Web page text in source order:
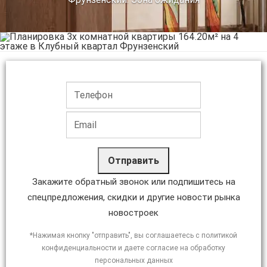
Отправить
Закажите обратный звонок или подпишитесь на
спецпредложения, скидки и другие новости рынка
новостроек
*Нажимая кнопку "отправить", вы соглашаетесь с политикой
конфиденциальности и даете согласие на обработку
персональных данных